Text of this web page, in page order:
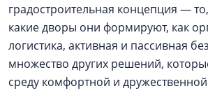
градостроительная концепция —
какие дворы они формируют, как
логистика, активная и пассивная
множество других решений,
среду комфортной и